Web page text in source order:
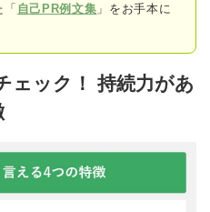
自己PR例文集 」をお手本に
ェック！ 持続力があ